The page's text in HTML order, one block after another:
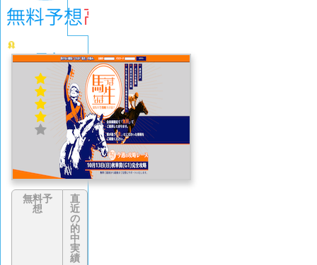
馬生
4.1 (671
件)
無料予
想
直
近
の
的
中
実
績